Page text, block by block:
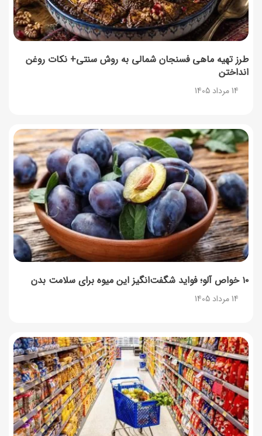
طرز تهیه ماهی فسنجان شمالی به روش سنتی+ نکات روغن
انداختن
14 مرداد 1405
۱۰ خواص آلو؛ فواید شگفت‌انگیز این میوه برای سلامت بدن
14 مرداد 1405